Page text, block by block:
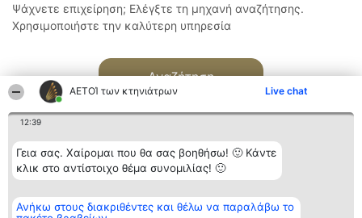
ΑΕΤΟΊ των κτηνιάτρων Live chat
12:39
Γεια σας. Χαίρομαι που θα σας βοηθήσω! 🙂 Κάντε
κλικ στο αντίστοιχο θέμα συνομιλίας! 🙂
Ανήκω στους διακριθέντες και θέλω να παραλάβω το
Ψάχνετε επιχείρηση; Ελέγξτε τη μηχανή αναζήτησης.
Χρησιμοποιήστε την καλύτερη υπηρεσία
Αναζήτηση
Διοργανωτής της
κατάταξης
Κατάταξη
Διακριθέντες
Επικοινωνία
Επικοινωνία